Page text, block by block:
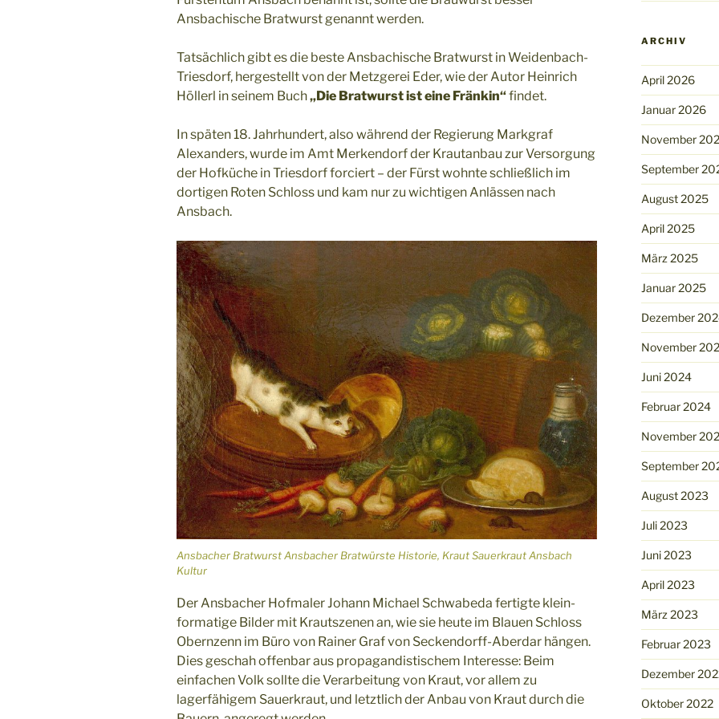
Ansbachische Bratwurst genannt werden.
Tatsächlich gibt es die beste Ansbachische Bratwurst in Weidenbach-
Triesdorf, hergestellt von der Metzgerei Eder, wie der Autor Heinrich
Höllerl in seinem Buch„Die Bratwurst ist eine Fränkin“findet.
In späten 18. Jahrhundert, also während der Regierung Markgraf
Alexanders, wurde im Amt Merkendorf der Krautanbau zur Versorgung
der Hofküche in Triesdorf forciert – der Fürst wohnte schließlich im
dortigen Roten Schloss und kam nur zu wichtigen Anlässen nach
Ansbach.
Ansbacher Bratwurst Ansbacher Bratwürste Historie, Kraut Sauerkraut Ansbach
Kultur
Der Ansbacher Hofmaler Johann Michael Schwabeda fertigte klein-
formatige Bilder mit Krautszenen an, wie sie heute im Blauen Schloss
Obernzenn im Büro von Rainer Graf von Seckendorff-Aberdar hängen.
Dies geschah offenbar aus propagandistischem Interesse: Beim
einfachen Volk sollte die Verarbeitung von Kraut, vor allem zu
lagerfähigem Sauerkraut, und letztlich der Anbau von Kraut durch die
ARCHIV
April 2026
Januar 2026
November
September
August 2025
April 2025
März 2025
Januar 2025
Dezember
November
Juni 2024
Februar 2024
November
September
August 2023
Juli 2023
Juni 2023
April 2023
März 2023
Februar 2023
Dezember
Oktober 2022